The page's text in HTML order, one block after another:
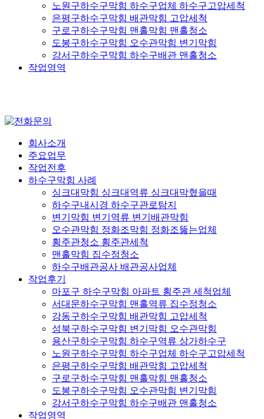
노원구하수구막힘 하수구업체 하수구고압세척
은평구하수구막힘 배관막힘 고압세척
구로구하수구막힘 맨홀막힘 맨홀청소
도봉구하수구막힘 오수관막힘 변기막힘
강서구하수구막힘 하수구배관 맨홀청소
작업영역
회사소개
주요업무
작업전후
하수구막힘 사례
싱크대막힘 싱크대역류 싱크대막혔을때
하수구내시경 하수구관로탐지
변기막힘 변기역류 변기배관막힘
오수관막힘 정화조막힘 정화조뚫는업체
횡주관청소 횡주관세척
맨홀막힘 집수정청소
하수구배관공사 배관공사업체
작업후기
마포구 하수구막힘 아파트 횡주관 세척업체
서대문하수구막힘 맨홀역류 집수정청소
강동구하수구막힘 배관막힘 고압세척
성북구하수구막힘 변기막힘 오수관막힘
용산구하수구막힘 하수구역류 상가하수구
노원구하수구막힘 하수구업체 하수구고압세척
은평구하수구막힘 배관막힘 고압세척
구로구하수구막힘 맨홀막힘 맨홀청소
도봉구하수구막힘 오수관막힘 변기막힘
강서구하수구막힘 하수구배관 맨홀청소
작업영역